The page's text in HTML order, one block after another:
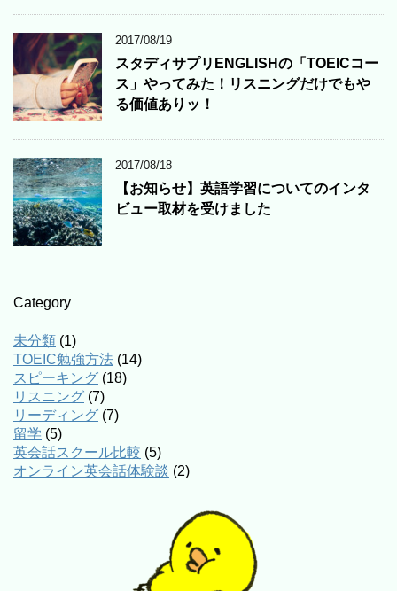
2017/08/19
スタディサプリENGLISHの「TOEICコー
ス」やってみた！リスニングだけでもや
る価値ありッ！
2017/08/18
【お知らせ】英語学習についてのインタ
ビュー取材を受けました
Category
未分類 (1)
TOEIC勉強方法 (14)
スピーキング (18)
リスニング (7)
リーディング (7)
留学 (5)
英会話スクール比較 (5)
オンライン英会話体験談 (2)